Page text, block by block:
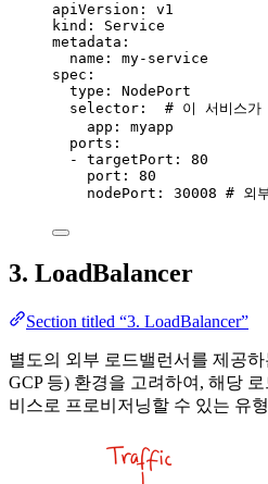
apiVersion : v1
kind : Service
metadata :
name : my-service
spec :
type : NodePort
selector : # 이 서비스가
app : myapp
ports :
- targetPort : 80
port : 80
nodePort : 30008 # 외
3. LoadBalancer
Section titled “3. LoadBalancer”
별도의 외부 로드밸런서를 제공
GCP 등) 환경을 고려하여, 해당
비스로 프로비저닝할 수 있는 유